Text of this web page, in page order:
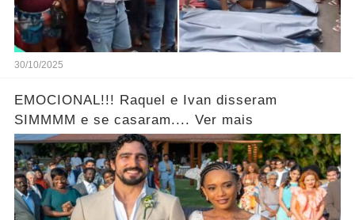
30/10/2025
EMOCIONAL!!! Raquel e Ivan disseram
SIMMMM e se casaram.... Ver mais